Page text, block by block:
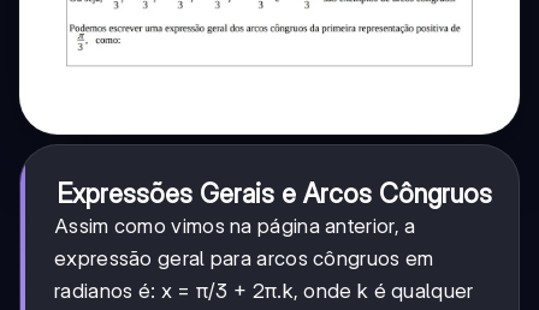
Expressões Gerais e Arcos Côngruos
Assim como vimos na página anterior, a
expressão geral para arcos côngruos em
radianos é: x = π/3 + 2π.k, onde k é qualquer